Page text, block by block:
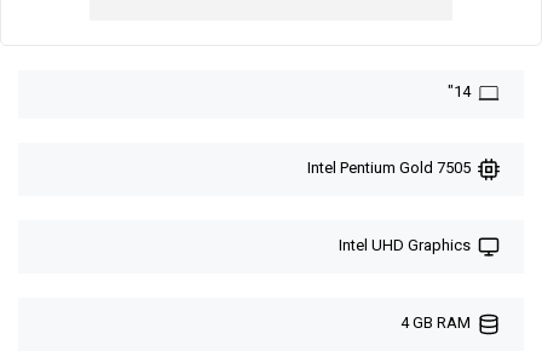
14"
Intel Pentium Gold 7505
Intel UHD Graphics
4 GB RAM